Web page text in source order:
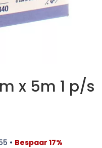
x 5m 1 p/s
• Bespaar 17%